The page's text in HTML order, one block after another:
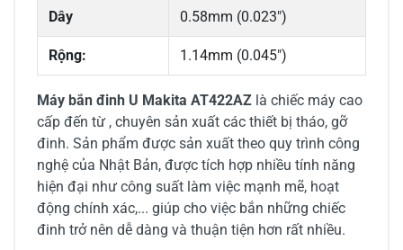
Dây 0.58mm (0.023")
Rộng: 1.14mm (0.045")
Máy bắn đinh U Makita AT422AZ là chiếc máy cao
cấp đến từ , chuyên sản xuất các thiết bị tháo, gỡ
đinh. Sản phẩm được sản xuất theo quy trình công
nghệ của Nhật Bản, được tích hợp nhiều tính năng
hiện đại như công suất làm việc mạnh mẽ, hoạt
động chính xác,... giúp cho việc bắn những chiếc
đinh trở nên dễ dàng và thuận tiện hơn rất nhiều.